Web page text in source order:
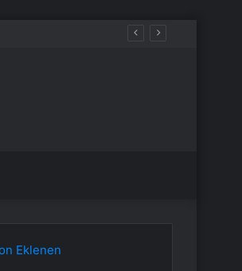
Eklenen